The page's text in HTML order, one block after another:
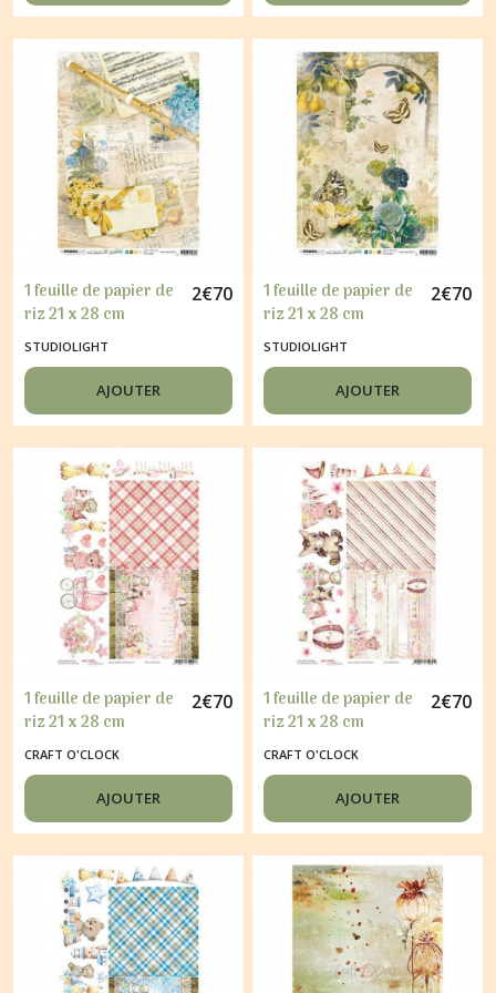
1 feuille de papier de
riz 21 x 28 cm
découpage collage
STUDIO LIGHT NEW
AWAKENING 02
2€70
STUDIOLIGHT
AJOUTER
1 feuille de papier de
riz 21 x 28 cm
découpage collage
STUDIO LIGHT NEW
AWAKENING 12
2€70
STUDIOLIGHT
AJOUTER
1 feuille de papier de
riz 21 x 28 cm
découpage collage
CRAFT O'CLOCK
HELLO LITTLE GIRL 08
2€70
CRAFT O'CLOCK
AJOUTER
1 feuille de papier de
riz 21 x 28 cm
découpage collage
CRAFT O'CLOCK
HELLO LITTLE GIRL 07
2€70
CRAFT O'CLOCK
AJOUTER